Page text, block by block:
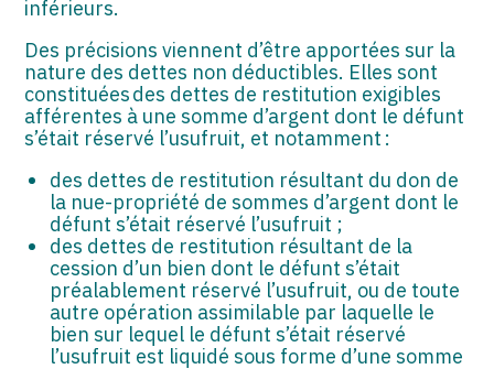
inférieurs.
Des précisions viennent d’être apportées sur la
nature des dettes non déductibles. Elles sont
constituées des dettes de restitution exigibles
afférentes à une somme d’argent dont le défunt
s’était réservé l’usufruit, et notamment :
des dettes de restitution résultant du don de
la nue-propriété de sommes d’argent dont le
défunt s’était réservé l’usufruit ;
des dettes de restitution résultant de la
cession d’un bien dont le défunt s’était
préalablement réservé l’usufruit, ou de toute
autre opération assimilable par laquelle le
bien sur lequel le défunt s’était réservé
l’usufruit est liquidé sous forme d’une somme